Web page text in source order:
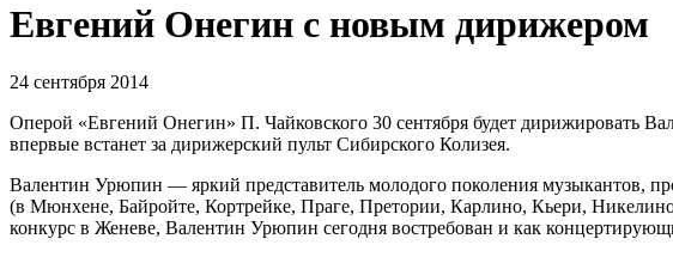
Евгений Онегин с новым дирижером
24 сентября 2014
Оперой «Евгений Онегин» П. Чайковского 30 сентября будет дирижировать
впервые встанет за дирижерский пульт Сибирского Колизея.
Валентин Урюпин — яркий представитель молодого поколения музыкантов,
(в Мюнхене, Байройте, Кортрейке, Праге, Претории, Карлино, Кьери,
конкурс в Женеве, Валентин Урюпин сегодня востребован и как